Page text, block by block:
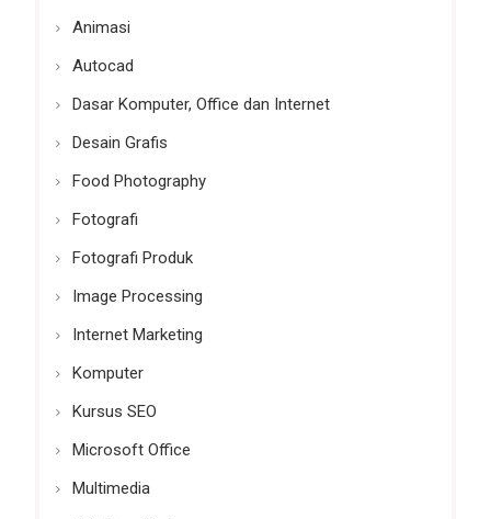
Animasi
Autocad
Dasar Komputer, Office dan Internet
Desain Grafis
Food Photography
Fotografi
Fotografi Produk
Image Processing
Internet Marketing
Komputer
Kursus SEO
Microsoft Office
Multimedia